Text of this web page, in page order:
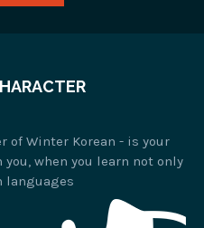
of Winter Korean - is your
when you learn not only
languages